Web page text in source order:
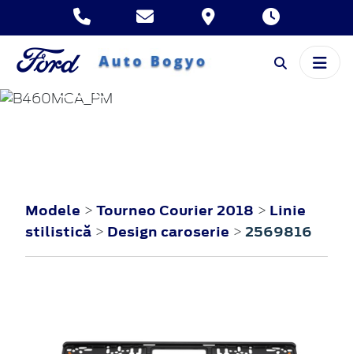
TOURNEO
COURIER
Modele > Tourneo Courier 2018 > Linie
stilistică > Design caroserie > 2569816